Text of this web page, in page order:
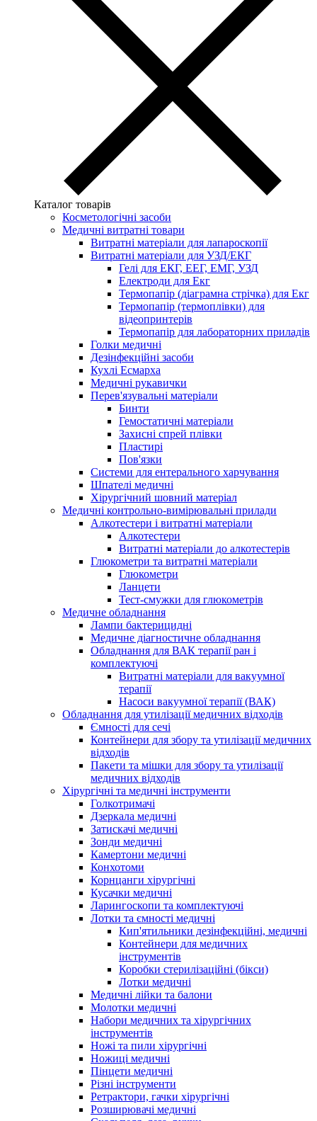
Каталог товарів
Косметологічні засоби
Медичні витратні товари
Витратні матеріали для лапароскопії
Витратні матеріали для УЗД/ЕКГ
Гелі для ЕКГ, ЕЕГ, ЕМГ, УЗД
Електроди для Екг
Термопапір (діаграмна стрічка) для Екг
Термопапір (термоплівки) для
відеопринтерів
Термопапір для лабораторних приладів
Голки медичні
Дезінфекційні засоби
Кухлі Есмарха
Медичні рукавички
Перев'язувальні матеріали
Бинти
Гемостатичні матеріали
Захисні спрей плівки
Пластирі
Пов'язки
Системи для ентерального харчування
Шпателі медичні
Хірургічний шовний матеріал
Медичні контрольно-вимірювальні прилади
Алкотестери і витратні матеріали
Алкотестери
Витратні матеріали до алкотестерів
Глюкометри та витратні матеріали
Глюкометри
Ланцети
Тест-смужки для глюкометрів
Медичне обладнання
Лампи бактерицидні
Медичне діагностичне обладнання
Обладнання для ВАК терапії ран і
комплектуючі
Витратні матеріали для вакуумної
терапії
Насоси вакуумної терапії (ВАК)
Обладнання для утилізації медичних відходів
Ємності для сечі
Контейнери для збору та утилізації медичних
відходів
Пакети та мішки для збору та утилізації
медичних відходів
Хірургічні та медичні інструменти
Голкотримачі
Дзеркала медичні
Затискачі медичні
Зонди медичні
Камертони медичні
Конхотоми
Корнцанги хірургічні
Кусачки медичні
Ларингоскопи та комплектуючі
Лотки та ємності медичні
Кип'ятильники дезінфекційні, медичні
Контейнери для медичних
інструментів
Коробки стерилізаційні (бікси)
Лотки медичні
Медичні лійки та балони
Молотки медичні
Набори медичних та хірургічних
інструментів
Ножі та пили хірургічні
Ножиці медичні
Пінцети медичні
Різні інструменти
Ретрактори, гачки хірургічні
Розширювачі медичні